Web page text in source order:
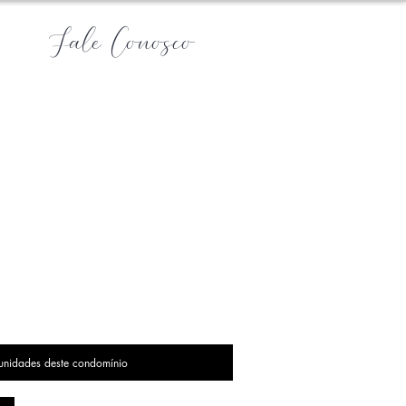
Fale Conosco
deste condomínio